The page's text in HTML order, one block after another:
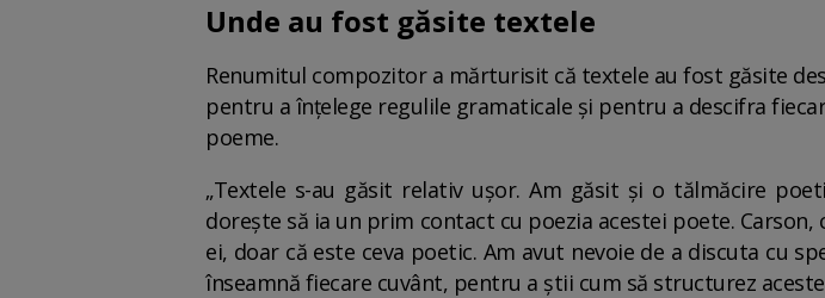
Unde au fost găsite textele
Renumitul compozitor a mărturisit că textele au fost găsite
pentru a înțelege regulile gramaticale și pentru a descifra
poeme.
„Textele s-au găsit relativ ușor. Am găsit și o tălmăcire
dorește să ia un prim contact cu poezia acestei poete.
ei, doar că este ceva poetic. Am avut nevoie de a discuta cu
înseamnă fiecare cuvânt, pentru a știi cum să structurez